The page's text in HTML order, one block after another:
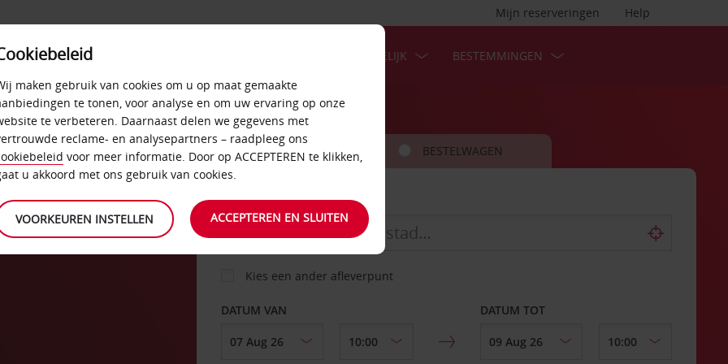
Help
Mijn reserveringen
ZAKELIJK BESTEMMINGEN
AUTO BESTELWAGEN
OPHALEN OP
Kies een ander afleverpunt
DATUM VAN DATUM TOT
maken gebruik van cookies om u op maat gemaakte
te tonen, voor analyse en om uw ervaring op onze
te verbeteren. Daarnaast delen we gegevens met
reclame- en analysepartners – raadpleeg ons
voor meer informatie. Door op ACCEPTEREN te klikken,
u akkoord met ons gebruik van cookies.
VOORKEUREN INSTELLEN ACCEPTEREN EN SLUITEN